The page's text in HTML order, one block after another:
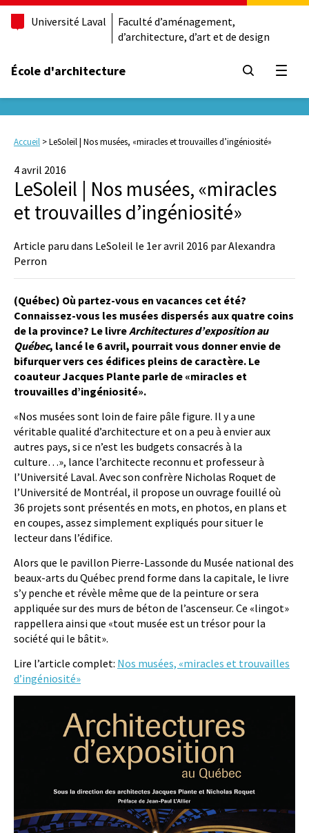
Université Laval
Faculté d’aménagement,
d’architecture, d’art et de design
École d'architecture
Accueil >LeSoleil | Nos musées, «miracles et trouvailles d’ingéniosité»
4 avril 2016
LeSoleil | Nos musées, «miracles
et trouvailles d’ingéniosité»
Article paru dans LeSoleil le 1er avril 2016 par Alexandra
Perron
(Québec) Où partez-vous en vacances cet été?
Connaissez-vous les musées dispersés aux quatre coins
de la province? Le livreArchitectures d’exposition au
Québec, lancé le 6 avril, pourrait vous donner envie de
bifurquer vers ces édifices pleins de caractère. Le
coauteur Jacques Plante parle de «miracles et
trouvailles d’ingéniosité».
«Nos musées sont loin de faire pâle figure. Il y a une
véritable qualité d’architecture et on a peu à envier aux
autres pays, si ce n’est les budgets consacrés à la
culture…», lance l’architecte reconnu et professeur à
l’Université Laval. Avec son confrère Nicholas Roquet de
l’Université de Montréal, il propose un ouvrage fouillé où
36 projets sont présentés en mots, en photos, en plans et
en coupes, assez simplement expliqués pour situer le
lecteur dans l’édifice.
Alors que le pavillon Pierre-Lassonde du Musée national des
beaux-arts du Québec prend forme dans la capitale, le livre
s’y penche et révèle même que de la peinture or sera
appliquée sur des murs de béton de l’ascenseur. Ce «lingot»
rappellera ainsi que «tout musée est un trésor pour la
société qui le bâtit».
Lire l’article complet: Nos musées, «miracles et trouvailles
d’ingéniosité»